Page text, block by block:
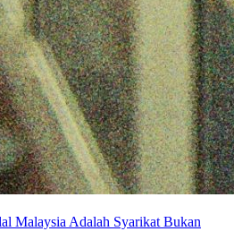
Malaysia Adalah Syarikat Bukan